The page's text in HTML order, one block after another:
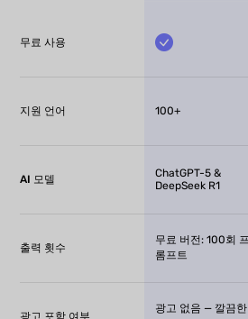
무료 사용
지원 언어 100+
AI 모델
ChatGPT-5 &
DeepSeek R1
출력 횟수
무료 버전: 100회 프
롬프트
광고 포함 여부
광고 없음 — 깔끔한